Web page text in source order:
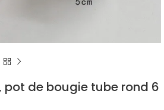
pot de bougie tube rond 6